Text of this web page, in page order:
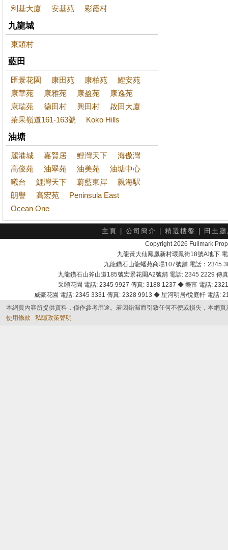
利基大廈 安基苑 彩霞村
九龍城
東頭村
藍田
匯景花園 康田苑 康柏苑
鯉安苑
康華苑
康雅苑 康盈苑
康逸苑
康瑞苑
德田村 興田村
啟田大廈
茶果嶺道161-163號
Koko Hills
油塘
麗港城 嘉賢居 鯉灣天下
海傲灣
高俊苑
油翠苑 油美苑
油塘中心
曦台
鯉灣天下 蔚藍東岸
親海駅
朗譽
高宏苑
Peninsula East
Ocean One
主頁 公司簡介 精選樓盤 田土
Copyright 2026 Fullmark
九龍黃大仙鳳凰新村環鳳街18號A地下
九龍鑽石山龍蟠苑商場107號舖 電話：2345
九龍鑽石山斧山道185號宏景花園A2號舖 電話: 2345 2229
采頣花園 電話: 2345 9927 傳真: 3188 1237 ◆ 樂富 電話:
威豪花園 電話: 2345 3331 傳真: 2328 9913 ◆ 星河明居/悅庭軒 電話
本網頁內容所提供資料，僅作參考用途。若因錯漏而引致任何不便或損失，本網
使用條款
私隱政策聲明